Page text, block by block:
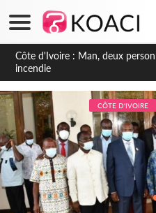
Côte d'Ivoire : Séileu, la
transformée en vaste campagne
dépigmentants dangereux
CÔTE D'IVOIRE